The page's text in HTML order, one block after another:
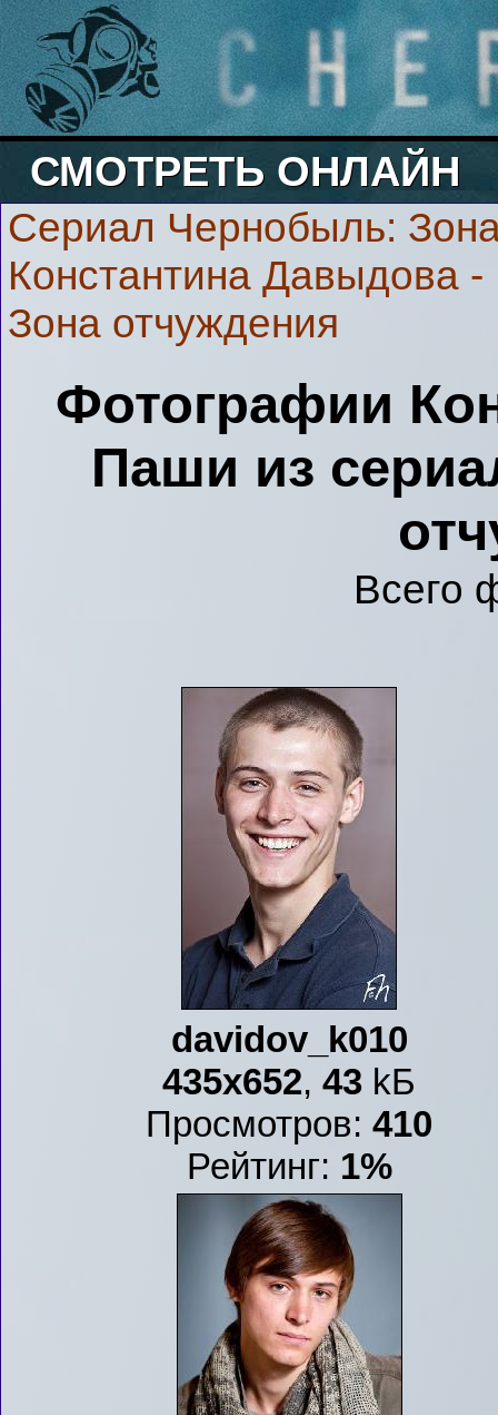
СМОТРЕТЬ ОНЛАЙН
Сериал Чернобыль:
Константина Давыдова
Зона отчуждения
Фотографии
Паши из
Всего
davidov_k010
435x652, 43 kБ
Просмотров: 410
Рейтинг: 1%